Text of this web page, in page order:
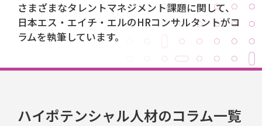
さまざまなタレントマネジメント課題に関して、
日本エス・エイチ・エルのHRコンサルタントがコ
ラムを執筆しています。
ハイポテンシャル人材のコラム一覧